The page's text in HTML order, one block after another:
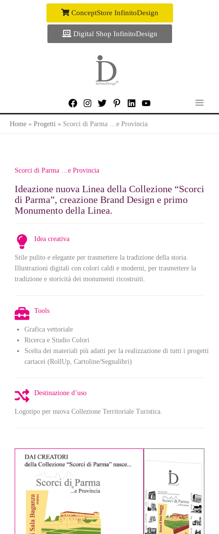
ConceptStore InfinitoDesign
Digital Shop InfinitoDesign
Home Progetti Scorci di Parma …e Provincia
Scorci di Parma …e Provincia
Ideazione nuova Linea della Collezione “Scorci
di Parma”, creazione Brand Design e primo
Monumento della Linea.
Idea creativa
Stile pulito e elegante per trasmettere la tradizione della storia.
Illustrazioni digitali con colori caldi e moderni, per trasmettere la
tradizione e storicità dei monumenti ricostruiti.
Tools
Grafica vettoriale
Ricerca e Studio Colori
Scelta dei materiali più adatti per la realizzazione di tutti i progetti
cartacei (RollUp, Cartoline/Segnalibri)
Destinazione d’uso
Logotipo per nuova Collezione Territoriale Turistica.